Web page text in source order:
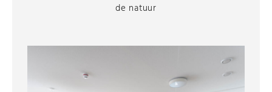
de natuur